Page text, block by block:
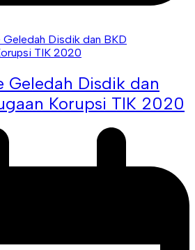
Geledah Disdik dan
Korupsi TIK 2020